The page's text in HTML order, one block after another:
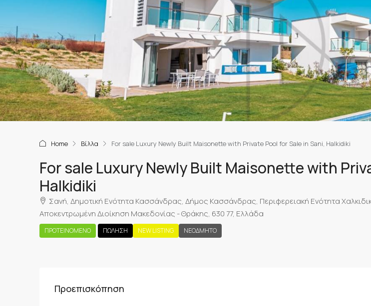
Home Βίλλα For sale Luxury Newly Built Maisonette with Private Pool for Sale in Sani, Halkidiki
For sale Luxury Newly Built Maisonette with
Halkidiki
Σανή, Δημοτική Ενότητα Κασσάνδρας, Δήμος Κασσάνδρας, Περιφερειακή Ενότητα
Αποκεντρωμένη Διοίκηση Μακεδονίας - Θράκης, 630 77, Ελλάδα
ΠΡΟΤΕΙΝΌΜΕΝΟ ΠΏΛΗΣΗ NEW LISTING ΝΕΟΔΜΗΤΟ
Προεπισκόπηση